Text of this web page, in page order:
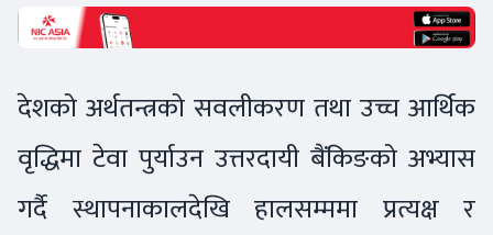
देशको अर्थतन्त्रको सवलीकरण तथा उच्च आर्थिक
वृद्धिमा टेवा पुर्याउन उत्तरदायी बैंकिङको अभ्यास
गर्दै स्थापनाकालदेखि हालसम्ममा प्रत्यक्ष र